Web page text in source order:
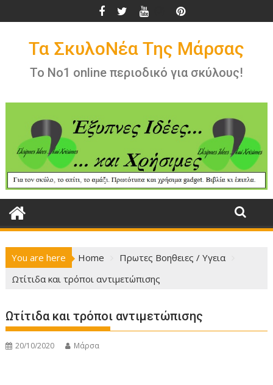
to
Τα ΣκυλοΝέα Της Μάρσας
Το Νο1 online περιοδικό για σκύλους!
You are here Home
Πρωτες Βοηθειες / Υγεια
Ωτίτιδα και τρόποι αντιμετώπισης
Ωτίτιδα και τρόποι αντιμετώπισης
20/10/2020 Μάρσα